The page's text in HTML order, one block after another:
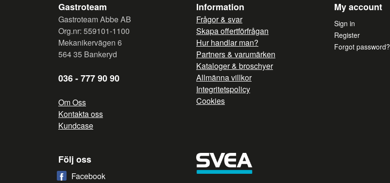
Gastroteam
Gastroteam Abbe AB
Org.nr: 559101-1100
Mekanikervägen 6
564 35 Bankeryd
036 - 777 90 90
Om Oss
Kontakta oss
Kundcase
Information
Frågor & svar
Skapa offertförfrågan
Hur handlar man?
Partners & varumärken
Kataloger & broschyer
Allmänna villkor
Integritetspolicy
Cookies
My account
Sign in
Register
Forgot password?
Följ oss
Facebook